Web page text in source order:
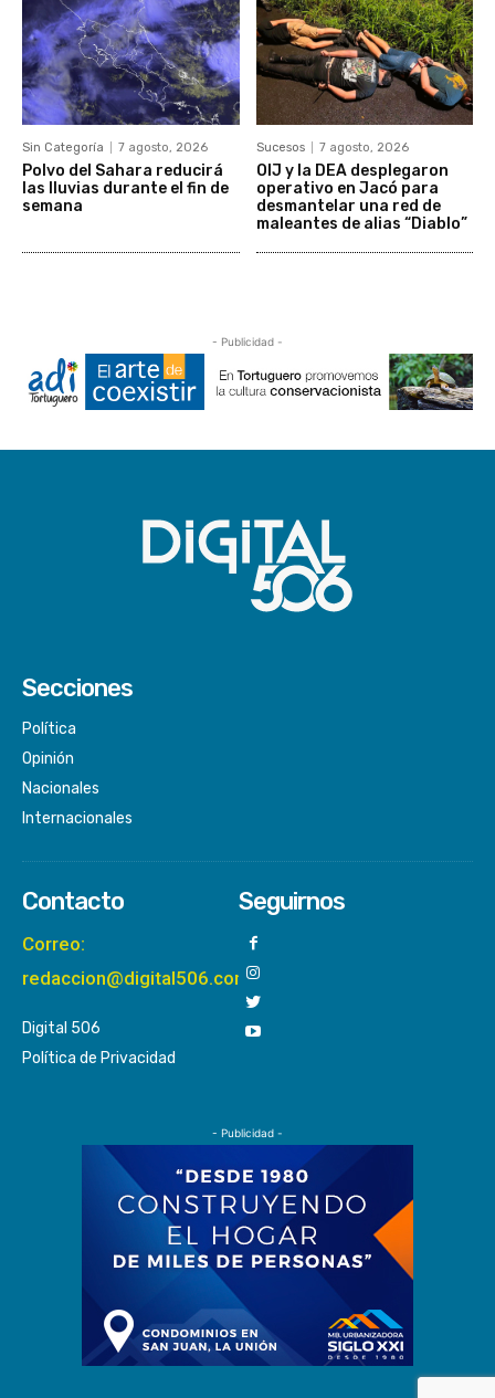
Sin Categoría 7 agosto, 2026
Polvo del Sahara reducirá
las lluvias durante el fin de
semana
Sucesos 7 agosto, 2026
OIJ y la DEA desplegaron
operativo en Jacó para
desmantelar una red de
maleantes de alias “Diablo”
- Publicidad -
Secciones
Política
Opinión
Nacionales
Internacionales
Contacto
Correo:
redaccion@digital506.com
Digital 506
Política de Privacidad
Seguirnos
- Publicidad -